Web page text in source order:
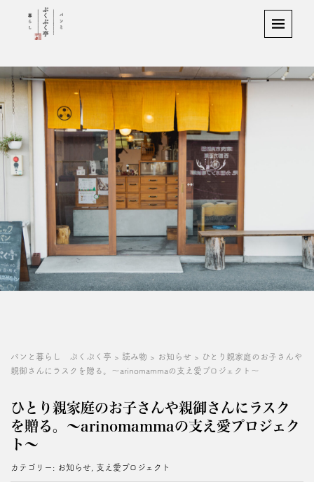
パンと暮らし ぷくぷく亭 > 読み物 > お知らせ > ひとり親家庭のお子さんや
親御さんにラスクを贈る。～arinomammaの支え愛プロジェクト～
ひとり親家庭のお子さんや親御さんにラスク
を贈る。～arinomammaの支え愛プロジェク
ト～
カテゴリー: お知らせ 支え愛プロジェクト